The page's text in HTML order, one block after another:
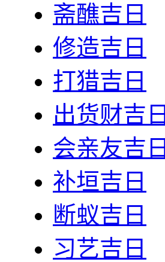
斋醮吉日
修造吉日
打猎吉日
出货财吉日
会亲友吉日
补垣吉日
断蚁吉日
习艺吉日